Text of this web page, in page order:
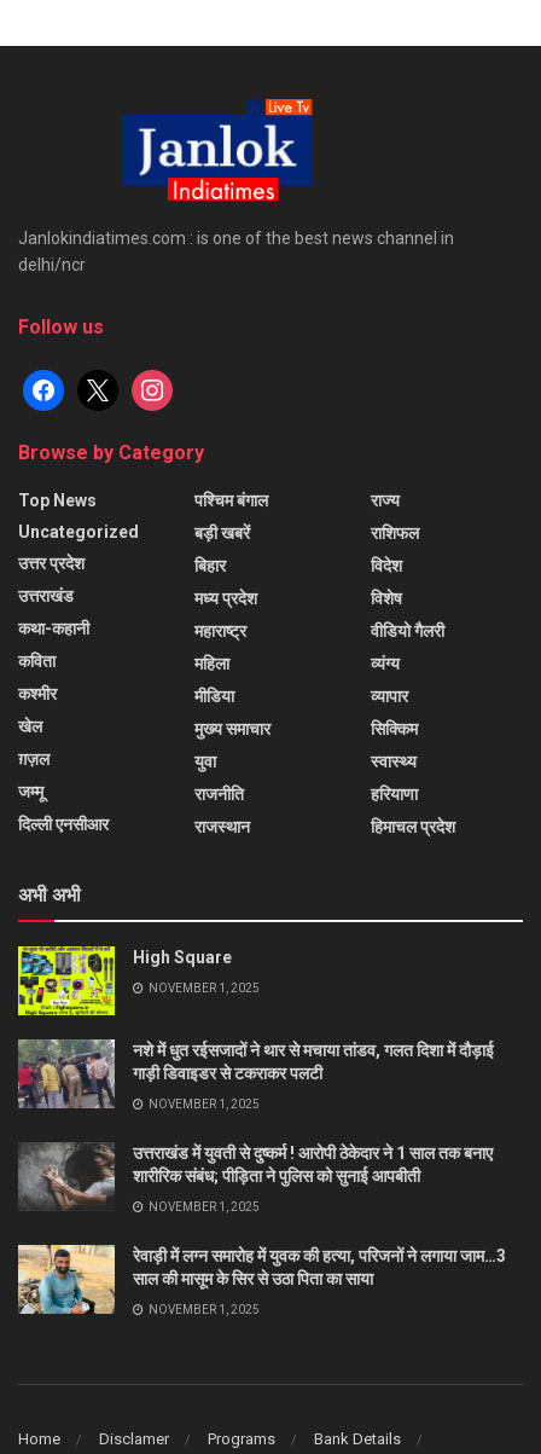
Janlokindiatimes.com : is one of the best news channel in
delhi/ncr
Follow us
facebook
x instagram
Browse by Category
Top News
Uncategorized
उत्तर प्रदेश
उत्तराखंड
कथा-कहानी
कविता
कश्मीर
खेल
ग़ज़ल
जम्मू
दिल्ली एनसीआर
पश्चिम बंगाल
बड़ी खबरें
बिहार
मध्य प्रदेश
महाराष्ट्र
महिला
मीडिया
मुख्य समाचार
युवा
राजनीति
राजस्थान
राज्य
राशिफल
विदेश
विशेष
वीडियो गैलरी
व्यंग्य
व्यापार
सिक्किम
स्वास्थ्य
हरियाणा
हिमाचल प्रदेश
अभी अभी
High Square
NOVEMBER 1, 2025
नशे में धुत रईसजादों ने थार से मचाया तांडव, गलत दिशा में दौड़ाई
गाड़ी डिवाइडर से टकराकर पलटी
NOVEMBER 1, 2025
उत्तराखंड में युवती से दुष्कर्म ! आरोपी ठेकेदार ने 1 साल तक बनाए
शारीरिक संबंध; पीड़िता ने पुलिस को सुनाई आपबीती
NOVEMBER 1, 2025
रेवाड़ी में लग्न समारोह में युवक की हत्या, परिजनों ने लगाया जाम…3
साल की मासूम के सिर से उठा पिता का साया
NOVEMBER 1, 2025
Home Disclamer Programs Bank Details